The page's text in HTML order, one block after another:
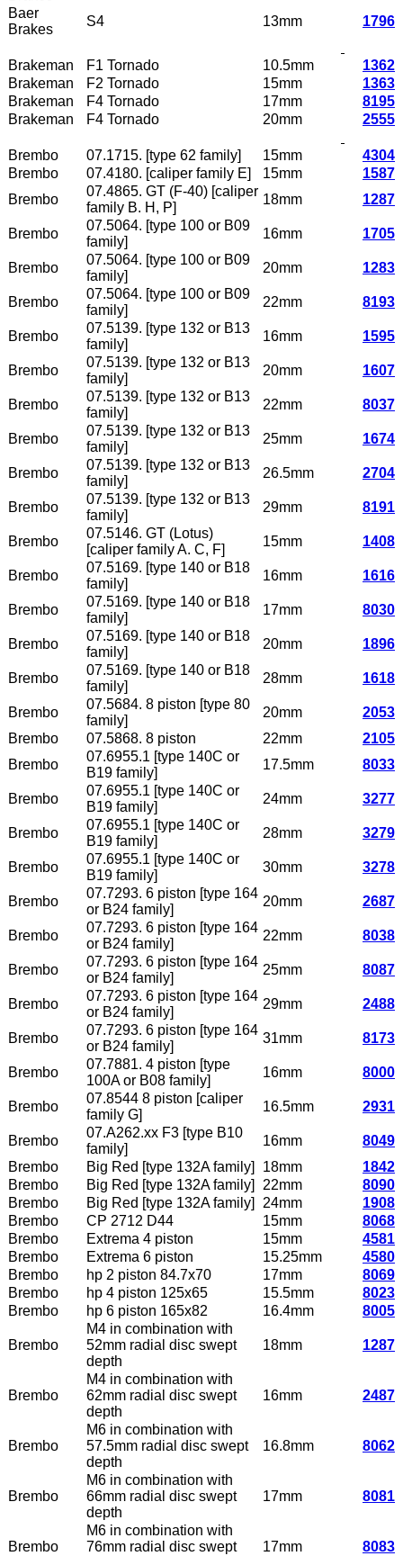
Baer
Brakes
S4 13mm 1796
Brakeman F1 Tornado 10.5mm
1362
Brakeman
F2 Tornado 15mm
1363
Brakeman
F4 Tornado 17mm
8195
Brakeman
F4 Tornado 20mm 2555
Brembo 07.1715. [type 62 family] 15mm
4304
Brembo
07.4180. [caliper family E] 15mm
1587
Brembo
07.4865. GT (F-40) [caliper
family B. H, P]
18mm 1287
Brembo
07.5064. [type 100 or B09
family]
16mm 1705
Brembo
07.5064. [type 100 or B09
family]
20mm 1283
Brembo
07.5064. [type 100 or B09
family]
22mm 8193
Brembo
07.5139. [type 132 or B13
family]
16mm 1595
Brembo
07.5139. [type 132 or B13
family]
20mm 1607
Brembo
07.5139. [type 132 or B13
family]
22mm 8037
Brembo
07.5139. [type 132 or B13
family]
25mm 1674
Brembo
07.5139. [type 132 or B13
family]
26.5mm 2704
Brembo
07.5139. [type 132 or B13
family]
29mm 8191
Brembo
07.5146. GT (Lotus)
[caliper family A. C, F]
15mm 1408
Brembo
07.5169. [type 140 or B18
family]
16mm 1616
Brembo
07.5169. [type 140 or B18
family]
17mm 8030
Brembo
07.5169. [type 140 or B18
family]
20mm 1896
Brembo
07.5169. [type 140 or B18
family]
28mm 1618
Brembo
07.5684. 8 piston [type 80
family]
20mm
2053
Brembo
07.5868. 8 piston 22mm
2105
Brembo
07.6955.1 [type 140C or
B19 family]
17.5mm 8033
Brembo
07.6955.1 [type 140C or
B19 family]
24mm 3277
Brembo
07.6955.1 [type 140C or
B19 family]
28mm 3279
Brembo
07.6955.1 [type 140C or
B19 family]
30mm 3278
Brembo
07.7293. 6 piston [type 164
or B24 family]
20mm 2687
Brembo
07.7293. 6 piston [type 164
or B24 family]
22mm 8038
Brembo
07.7293. 6 piston [type 164
or B24 family]
25mm 8087
Brembo
07.7293. 6 piston [type 164
or B24 family]
29mm 2488
Brembo
07.7293. 6 piston [type 164
or B24 family]
31mm 8173
Brembo
07.7881. 4 piston [type
100A or B08 family]
16mm 8000
Brembo
07.8544 8 piston [caliper
family G]
16.5mm 2931
Brembo
07.A262.xx F3 [type B10
family]
16mm
8049
Brembo
Big Red [type 132A family] 18mm
1842
Brembo
Big Red [type 132A family] 22mm
8090
Brembo
Big Red [type 132A family] 24mm
1908
Brembo
CP 2712 D44 15mm
8068
Brembo
Extrema 4 piston 15mm
4581
Brembo
Extrema 6 piston 15.25mm
4580
Brembo
hp 2 piston 84.7x70 17mm
8069
Brembo
hp 4 piston 125x65 15.5mm
8023
Brembo
hp 6 piston 165x82 16.4mm 8005
Brembo
M4 in combination with
52mm radial disc swept
depth
18mm 1287
Brembo
M4 in combination with
62mm radial disc swept
depth
16mm 2487
Brembo
M6 in combination with
57.5mm radial disc swept
depth
16.8mm 8062
Brembo
M6 in combination with
66mm radial disc swept
depth
17mm 8081
Brembo
M6 in combination with
76mm radial disc swept
17mm 8083